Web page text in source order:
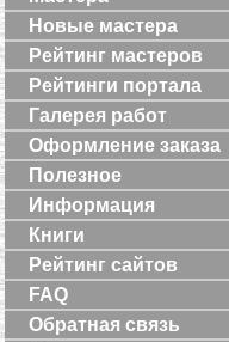
Новые мастера
Рейтинг мастеров
Рейтинги портала
Галерея работ
Оформление заказа
Полезное
Информация
Книги
Рейтинг сайтов
FAQ
Обратная связь